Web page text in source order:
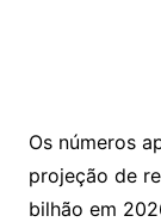
Os números
projeção de
bilhão em